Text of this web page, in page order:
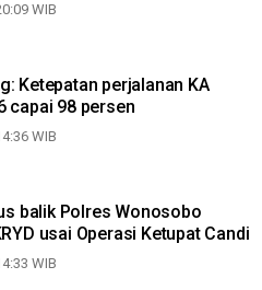
WIB
Ketepatan perjalanan KA
capai 98 persen
WIB
balik Polres Wonosobo
usai Operasi Ketupat Candi
WIB